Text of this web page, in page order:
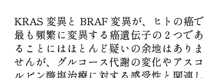
KRAS 変異と BRAF 変異が、ヒトの癌で
最も頻繁に変異する癌遺伝子の 2 つであ
ることにはほとんど疑いの余地はありま
せんが、グルコース代謝の変化やアスコ